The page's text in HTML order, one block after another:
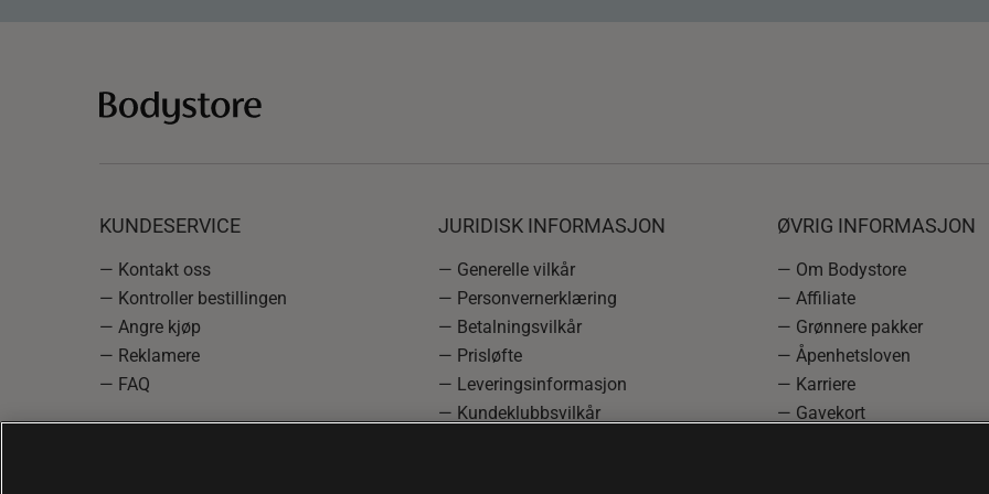
KUNDESERVICE
— Kontakt oss
— Kontroller bestillingen
— Angre kjøp
— Reklamere
— FAQ
JURIDISK INFORMASJON
— Generelle vilkår
— Personvernerklæring
— Betalningsvilkår
— Prisløfte
— Leveringsinformasjon
— Kundeklubbsvilkår
ØVRIG INFORMASJON
— Om Bodystore
— Affiliate
— Grønnere pakker
— Åpenhetsloven
— Karriere
— Gavekort